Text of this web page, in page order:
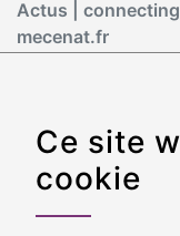
Actus |
mecenat.fr
Ce site
cookie